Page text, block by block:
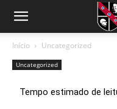
Início Uncategorized
Uncategorized